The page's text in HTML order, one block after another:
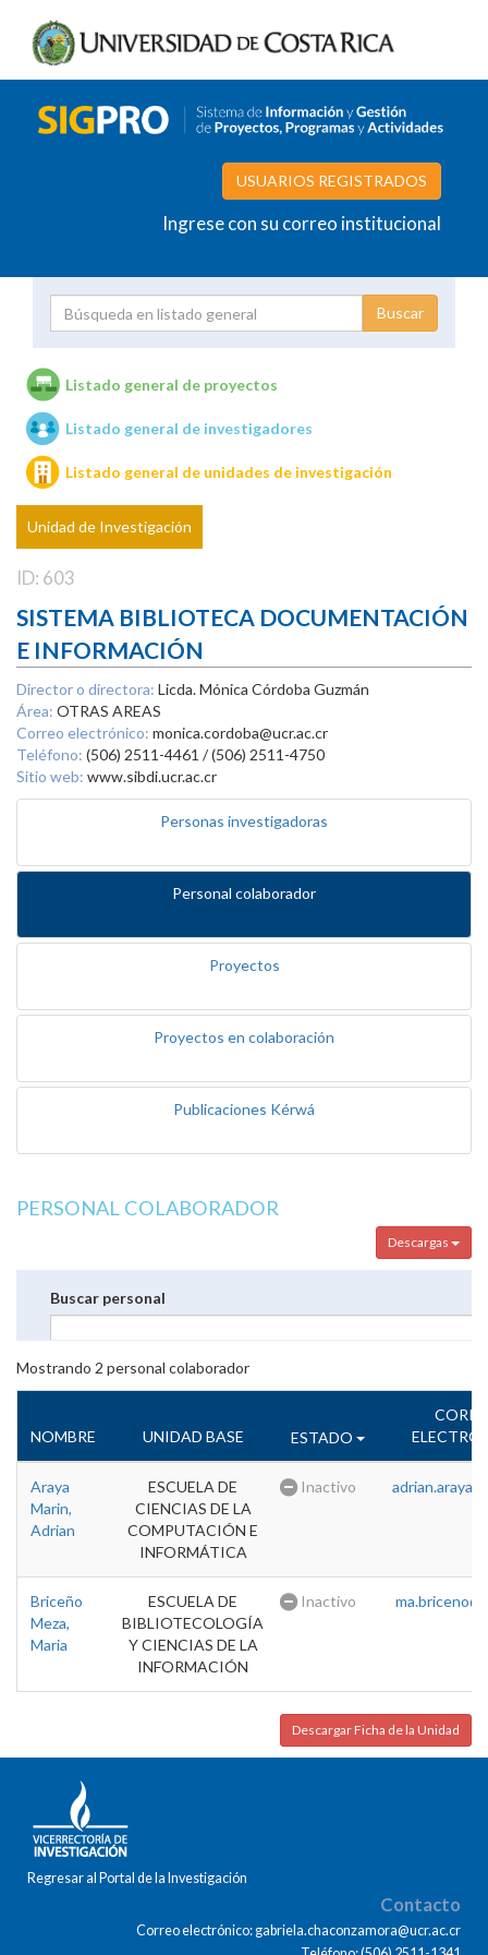
USUARIOS REGISTRADOS
Ingrese con su correo institucional
Unidades de investigación
Listado general de proyectos
Listado general de investigadores
Listado general de unidades de investigación
Unidad de Investigación
ID: 603
SISTEMA BIBLIOTECA DOCUMENTACIÓN
E INFORMACIÓN
Director o directora: Licda. Mónica Córdoba Guzmán
Área: OTRAS AREAS
Correo electrónico: monica.cordoba@ucr.ac.cr
Teléfono: (506) 2511-4461 / (506) 2511-4750
Sitio web: www.sibdi.ucr.ac.cr
Personas investigadoras
Personal colaborador
Proyectos
Proyectos en colaboración
Publicaciones Kérwá
PERSONAL COLABORADOR
Descargas
Buscar personal
Mostrando 2 personal colaborador
NOMBRE UNIDAD BASE ESTADO
Araya
Marin,
Adrian
ESCUELA DE
CIENCIAS DE LA
COMPUTACIÓN E
INFORMÁTICA
Inactivo
Briceño
Meza,
Maria
ESCUELA DE
BIBLIOTECOLOGÍA
Y CIENCIAS DE LA
INFORMACIÓN
Inactivo
Descargar Ficha de la Unidad
Regresar al Portal de la Investigación
Contacto
Correo electrónico: gabriela.chaconzamora@ucr.ac.cr